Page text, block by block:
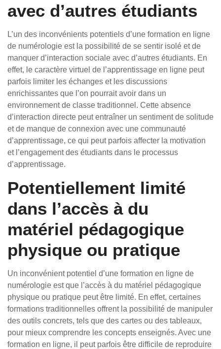
avec d’autres étudiants
L’un des inconvénients potentiels d’une formation en ligne
de numérologie est la possibilité de se sentir isolé et de
manquer d’interaction sociale avec d’autres étudiants. En
effet, le caractère virtuel de l’apprentissage en ligne peut
parfois limiter les échanges et les discussions
enrichissantes que l’on pourrait avoir dans un
environnement de classe traditionnel. Cette absence
d’interaction directe peut entraîner un sentiment de solitude
et de manque de connexion avec une communauté
d’apprentissage, ce qui peut parfois affecter la motivation
et l’engagement des étudiants dans le processus
d’apprentissage.
Potentiellement limité
dans l’accès à du
matériel pédagogique
physique ou pratique
Un inconvénient potentiel d’une formation en ligne de
numérologie est que l’accès à du matériel pédagogique
physique ou pratique peut être limité. En effet, certaines
formations traditionnelles offrent la possibilité de manipuler
des outils concrets, tels que des cartes ou des tableaux,
pour mieux comprendre les concepts enseignés. Avec une
formation en ligne, il peut parfois être difficile de reproduire